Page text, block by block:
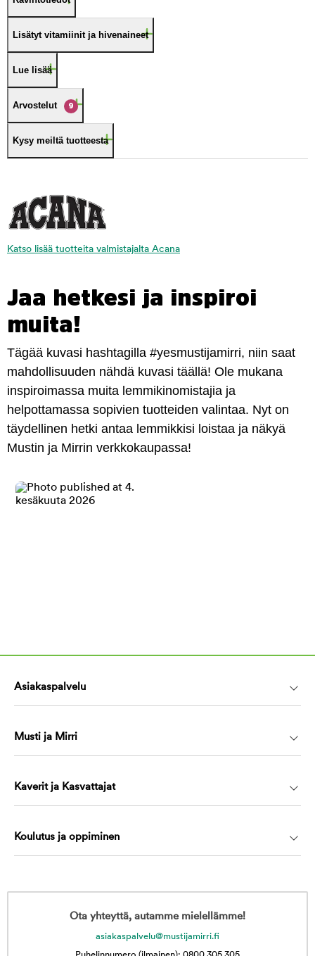
Lisätyt vitamiinit ja hivenaineet
Lue lisää
Arvostelut 9
Kysy meiltä tuotteesta
Katso lisää tuotteita valmistajalta Acana
Jaa hetkesi ja inspiroi
muita!
Tägää kuvasi hashtagilla #yesmustijamirri, niin saat
mahdollisuuden nähdä kuvasi täällä! Ole mukana
inspiroimassa muita lemmikinomistajia ja
helpottamassa sopivien tuotteiden valintaa. Nyt on
täydellinen hetki antaa lemmikkisi loistaa ja näkyä
Mustin ja Mirrin verkkokaupassa!
Asiakaspalvelu
Musti ja Mirri
Kaverit ja Kasvattajat
Koulutus ja oppiminen
Ota yhteyttä, autamme mielellämme!
asiakaspalvelu@mustijamirri.fi